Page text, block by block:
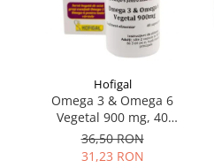
Hofigal
Omega 3 & Omega 6
Vegetal 900 mg, 40
capsule
36,50 RON
31,23 RON